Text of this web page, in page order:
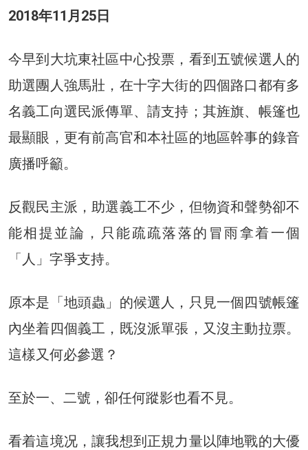
2018年11月25日
今早到大坑東社區中心投票，看到五號候選人的
助選團人強馬壯，在十字大街的四個路口都有多
名義工向選民派傳單、請支持；其旌旗、帳篷也
最顯眼，更有前高官和本社區的地區幹事的錄音
廣播呼籲。
反觀民主派，助選義工不少，但物資和聲勢卻不
能相提並論，只能疏疏落落的冒雨拿着一個
「人」字爭支持。
原本是「地頭蟲」的候選人，只見一個四號帳篷
內坐着四個義工，既沒派單張，又沒主動拉票。
這樣又何必參選？
至於一、二號，卻任何蹤影也看不見。
看着這境况，讓我想到正規力量以陣地戰的大優